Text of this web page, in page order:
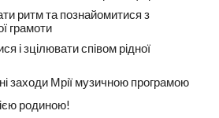
ритм та познайомитися з
грамоти
і зцілювати співом рідної
заходи Мрії музичною програмою
родиною!